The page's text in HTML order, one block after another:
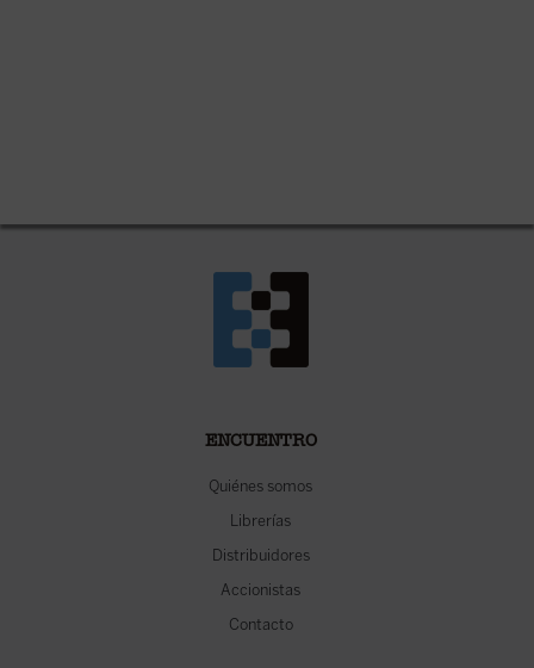
ENCUENTRO
Quiénes somos
Librerías
Distribuidores
Accionistas
Contacto